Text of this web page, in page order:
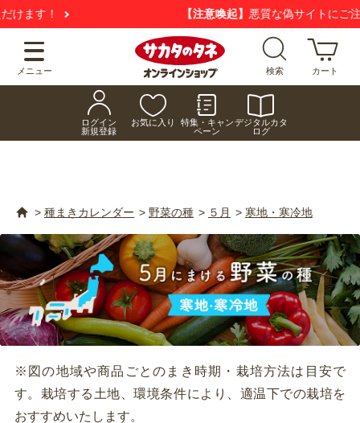
【注意喚起】 悪質な偽サイトにご注意ください
メニュー 検索 カート
ログイン
新規登録
お気に入り
特集・キャン
ペーン
デジタルカタ
ログ
> 種まきカレンダー > 野菜の種 > ５月 > 寒地・寒冷地
※図の地域や商品ごとのまき時期・栽培方法は目安で
す。栽培する土地、環境条件により、適温下での栽培を
おすすめいたします。